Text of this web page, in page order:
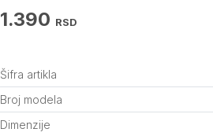
1.390 RSD
Šifra artikla
Broj modela
Dimenzije